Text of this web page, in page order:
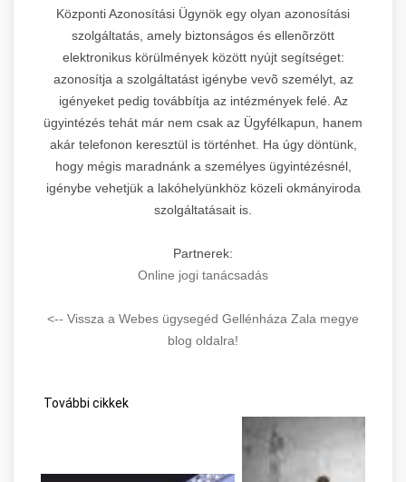
Központi Azonosítási Ügynök egy olyan azonosítási
szolgáltatás, amely biztonságos és ellenõrzött
elektronikus körülmények között nyújt segítséget:
azonosítja a szolgáltatást igénybe vevõ személyt, az
igényeket pedig továbbítja az intézmények felé. Az
ügyintézés tehát már nem csak az Ügyfélkapun, hanem
akár telefonon keresztül is történhet. Ha úgy döntünk,
hogy mégis maradnánk a személyes ügyintézésnél,
igénybe vehetjük a lakóhelyünkhöz közeli okmányiroda
szolgáltatásait is.
Partnerek:
Online jogi tanácsadás
<-- Vissza a Webes ügysegéd Gellénháza Zala megye
blog oldalra!
További cikkek